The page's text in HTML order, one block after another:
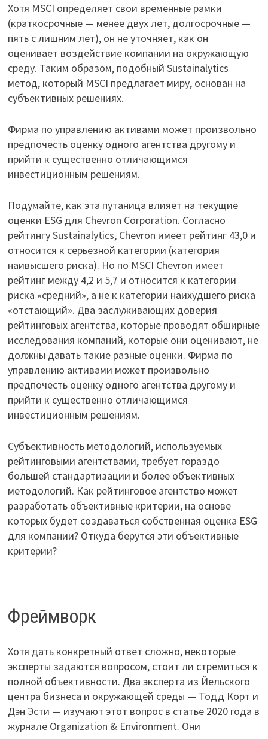
Хотя MSCI определяет свои временные рамки
(краткосрочные — менее двух лет, долгосрочные —
пять с лишним лет), он не уточняет, как он
оценивает воздействие компании на окружающую
среду. Таким образом, подобный Sustainalytics
метод, который MSCI предлагает миру, основан на
субъективных решениях.
Фирма по управлению активами может произвольно
предпочесть оценку одного агентства другому и
прийти к существенно отличающимся
инвестиционным решениям.
Подумайте, как эта путаница влияет на текущие
оценки ESG для Chevron Corporation. Согласно
рейтингу Sustainalytics, Chevron имеет рейтинг 43,0 и
относится к серьезной категории (категория
наивысшего риска). Но по MSCI Chevron имеет
рейтинг между 4,2 и 5,7 и относится к категории
риска «средний», а не к категории наихудшего риска
«отстающий». Два заслуживающих доверия
рейтинговых агентства, которые проводят обширные
исследования компаний, которые они оценивают, не
должны давать такие разные оценки. Фирма по
управлению активами может произвольно
предпочесть оценку одного агентства другому и
прийти к существенно отличающимся
инвестиционным решениям.
Субъективность методологий, используемых
рейтинговыми агентствами, требует гораздо
большей стандартизации и более объективных
методологий. Как рейтинговое агентство может
разработать объективные критерии, на основе
которых будет создаваться собственная оценка ESG
для компании? Откуда берутся эти объективные
критерии?
Фреймворк
Хотя дать конкретный ответ сложно, некоторые
эксперты задаются вопросом, стоит ли стремиться к
полной объективности. Два эксперта из Йельского
центра бизнеса и окружающей среды — Тодд Корт и
Дэн Эсти — изучают этот вопрос в статье 2020 года в
журнале Organization & Environment. Они